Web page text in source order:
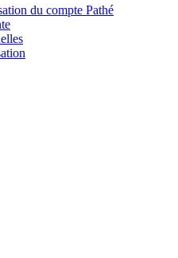
du compte Pathé